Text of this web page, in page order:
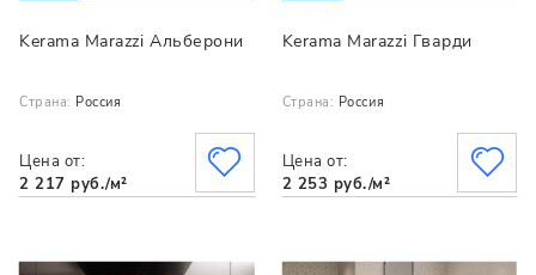
Kerama Marazzi Альберони
Страна: Россия
Цена от:
2 217 руб./м²
Kerama Marazzi Гварди
Страна: Россия
Цена от:
2 253 руб./м²